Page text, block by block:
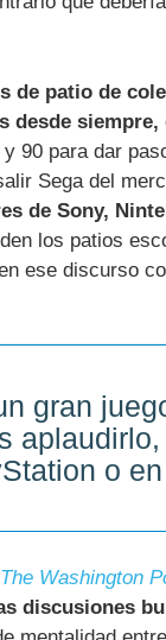
de patio de
desde siempre,
90 para dar
Sega del
de Sony,
los patios
ese discurso
gran
o
The Washington
discusiones